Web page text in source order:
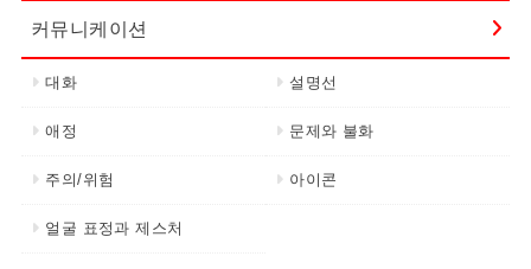
커뮤니케이션
대화 설명선
애정 문제와 불화
주의/위험 아이콘
얼굴 표정과 제스처